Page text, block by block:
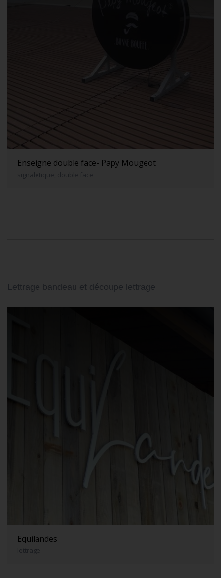
Enseigne double face- Papy Mougeot
signaletique, double face
Lettrage bandeau et découpe lettrage
Equilandes
lettrage